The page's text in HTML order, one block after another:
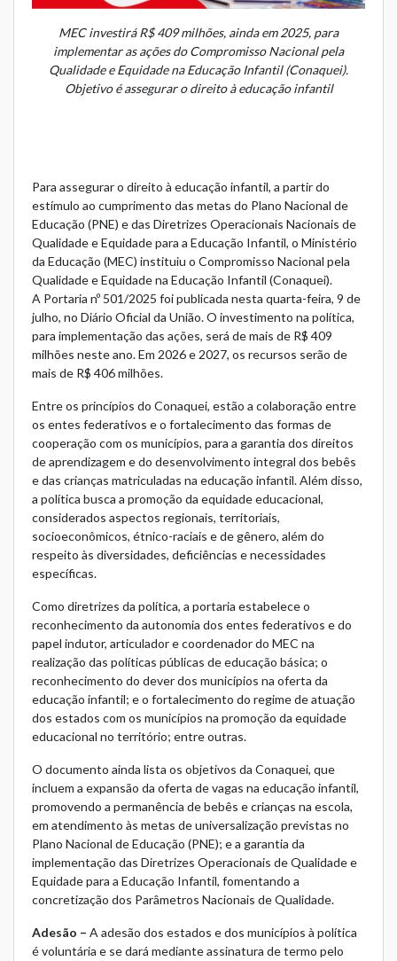
MEC investirá R$ 409 milhões, ainda em 2025, para
implementar as ações do Compromisso Nacional pela
Qualidade e Equidade na Educação Infantil (Conaquei).
Objetivo é assegurar o direito à educação infantil
Para assegurar o direito à educação infantil, a partir do
estímulo ao cumprimento das metas do Plano Nacional de
Educação (PNE) e das Diretrizes Operacionais Nacionais de
Qualidade e Equidade para a Educação Infantil, o Ministério
da Educação (MEC) instituiu o Compromisso Nacional pela
Qualidade e Equidade na Educação Infantil (Conaquei).
A Portaria nº 501/2025 foi publicada nesta quarta-feira, 9 de
julho, no Diário Oficial da União. O investimento na política,
para implementação das ações, será de mais de R$ 409
milhões neste ano. Em 2026 e 2027, os recursos serão de
mais de R$ 406 milhões.
Entre os princípios do Conaquei, estão a colaboração entre
os entes federativos e o fortalecimento das formas de
cooperação com os municípios, para a garantia dos direitos
de aprendizagem e do desenvolvimento integral dos bebês
e das crianças matriculadas na educação infantil. Além disso,
a política busca a promoção da equidade educacional,
considerados aspectos regionais, territoriais,
socioeconômicos, étnico-raciais e de gênero, além do
respeito às diversidades, deficiências e necessidades
específicas.
Como diretrizes da política, a portaria estabelece o
reconhecimento da autonomia dos entes federativos e do
papel indutor, articulador e coordenador do MEC na
realização das políticas públicas de educação básica; o
reconhecimento do dever dos municípios na oferta da
educação infantil; e o fortalecimento do regime de atuação
dos estados com os municípios na promoção da equidade
educacional no território; entre outras.
O documento ainda lista os objetivos da Conaquei, que
incluem a expansão da oferta de vagas na educação infantil,
promovendo a permanência de bebês e crianças na escola,
em atendimento às metas de universalização previstas no
Plano Nacional de Educação (PNE); e a garantia da
implementação das Diretrizes Operacionais de Qualidade e
Equidade para a Educação Infantil, fomentando a
concretização dos Parâmetros Nacionais de Qualidade.
Adesão – A adesão dos estados e dos municípios à política
é voluntária e se dará mediante assinatura de termo pelo